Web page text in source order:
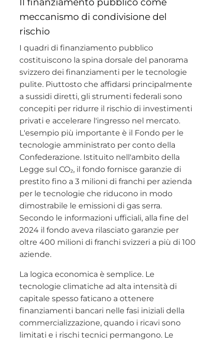
meccanismo di condivisione del
rischio
I quadri di finanziamento pubblico
costituiscono la spina dorsale del panorama
svizzero dei finanziamenti per le tecnologie
pulite. Piuttosto che affidarsi principalmente
a sussidi diretti, gli strumenti federali sono
concepiti per ridurre il rischio di investimenti
privati e accelerare l'ingresso nel mercato.
L'esempio più importante è il Fondo per le
tecnologie amministrato per conto della
Confederazione. Istituito nell'ambito della
Legge sul CO₂, il fondo fornisce garanzie di
prestito fino a 3 milioni di franchi per azienda
per le tecnologie che riducono in modo
dimostrabile le emissioni di gas serra.
Secondo le informazioni ufficiali, alla fine del
2024 il fondo aveva rilasciato garanzie per
oltre 400 milioni di franchi svizzeri a più di 100
aziende.
La logica economica è semplice. Le
tecnologie climatiche ad alta intensità di
capitale spesso faticano a ottenere
finanziamenti bancari nelle fasi iniziali della
commercializzazione, quando i ricavi sono
limitati e i rischi tecnici permangono. Le